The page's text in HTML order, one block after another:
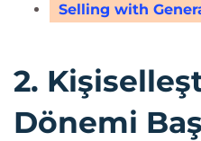
Selling with
2.
Dönemi